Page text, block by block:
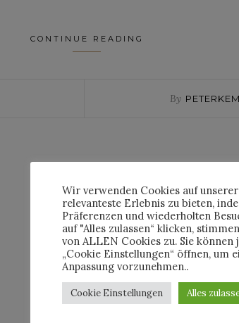
CONTINUE READING
By
Wir verwenden Cookies auf
relevanteste Erlebnis zu bieten,
Präferenzen und wiederholten
auf "Alles zulassen“ klicken,
von ALLEN Cookies zu. Sie können
„Cookie Einstellungen“ öffnen, um
Anpassung vorzunehmen..
Cookie Einstellungen Alles